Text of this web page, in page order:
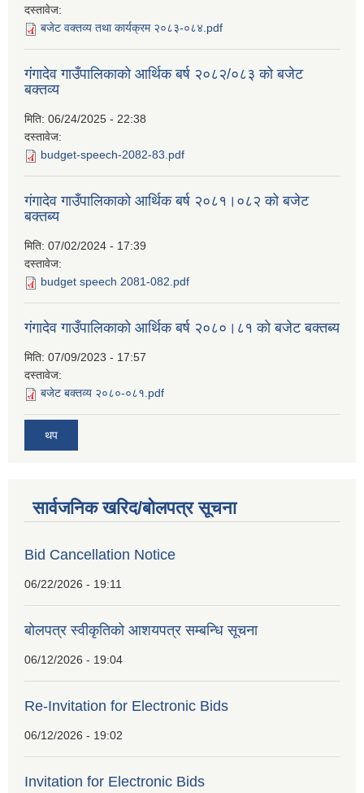
दस्तावेज:
बजेट वक्तव्य तथा कार्यक्रम २०८३-०८४.pdf
गंगादेव गाउँपालिकाको आर्थिक बर्ष २०८२/०८३ को बजेट
बक्तव्य
मिति: 06/24/2025 - 22:38
दस्तावेज:
budget-speech-2082-83.pdf
गंगादेव गाउँपालिकाको आर्थिक बर्ष २०८१।०८२ को बजेट
बक्तब्य
मिति: 07/02/2024 - 17:39
दस्तावेज:
budget speech 2081-082.pdf
गंगादेव गाउँपालिकाको आर्थिक बर्ष २०८०।८१ को बजेट बक्तब्य
मिति: 07/09/2023 - 17:57
दस्तावेज:
बजेट बक्तव्य २०८०-०८१.pdf
थप
सार्वजनिक खरिद/बोलपत्र सूचना
Bid Cancellation Notice
06/22/2026 - 19:11
बोलपत्र स्वीकृतिको आशयपत्र सम्बन्धि सूचना
06/12/2026 - 19:04
Re-Invitation for Electronic Bids
06/12/2026 - 19:02
Invitation for Electronic Bids